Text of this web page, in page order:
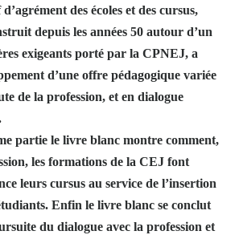
des écoles et des cursus,
depuis les années 50 autour d’un
exigeants porté par la CPNEJ, a
d’une offre pédagogique variée
de la profession, et en dialogue
partie le livre blanc montre comment,
les formations de la CEJ font
leurs cursus au service de l’insertion
Enfin le livre blanc se conclut
du dialogue avec la profession et